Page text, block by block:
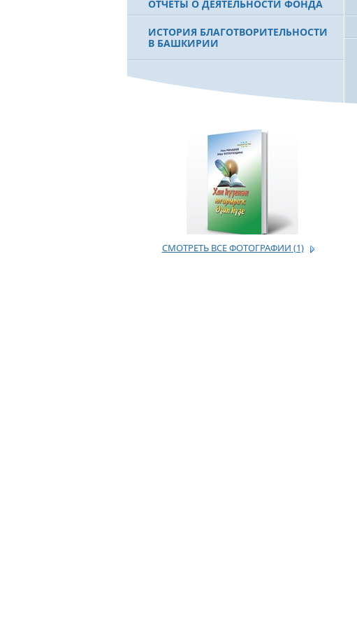
ОТЧЕТЫ О ДЕЯТЕЛЬНОСТИ ФОНДА
ИСТОРИЯ БЛАГОТВОРИТЕЛЬНОСТИ
В БАШКИРИИ
МУРТАЗЕ РАХИМОВЕ
СМОТРЕТЬ ВСЕ ФОТОГРАФИИ (1)